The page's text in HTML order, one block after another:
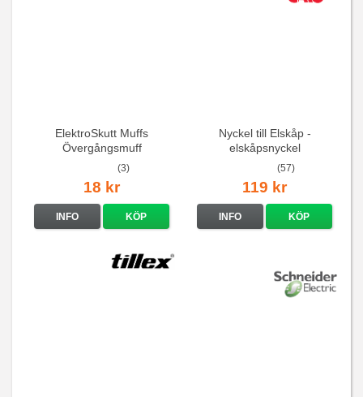
ElektroSkutt Muffs
Övergångsmuff
(3)
18 kr
INFO KÖP
Nyckel till Elskåp -
elskåpsnyckel
(57)
119 kr
INFO KÖP